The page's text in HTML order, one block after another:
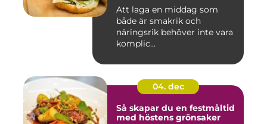
Att laga en middag som
både är smakrik och
näringsrik behöver inte vara
komplic...
04. dec
Så skapar du en festmåltid
med höstens grönsaker